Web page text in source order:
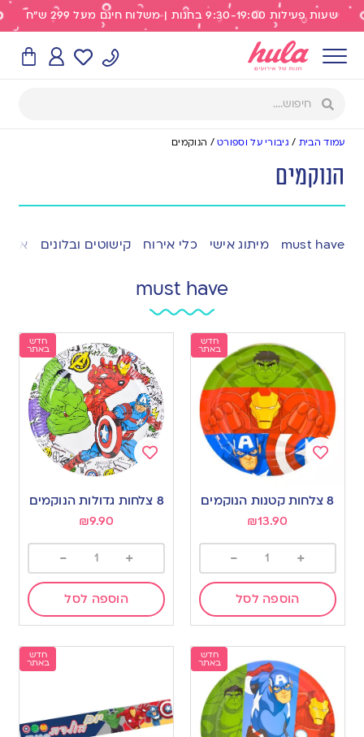
שעות פעילות 9:30-19:00 בחנות | משלוח חינם מעל 299 ש"ח
עמוד הבית / גיבורי על וספורט/ הנוקמים
הנוקמים
must have מיתוג אישי כלי אירוח קישוטים ובלונים
must have
חדש
באתר
to
8 צלחות קטנות הנוקמים
₪13.90
+
-
הוספה לסל
חדש
באתר
to
8 צלחות גדולות הנוקמים
₪9.90
+
-
הוספה לסל
חדש
באתר
חדש
באתר